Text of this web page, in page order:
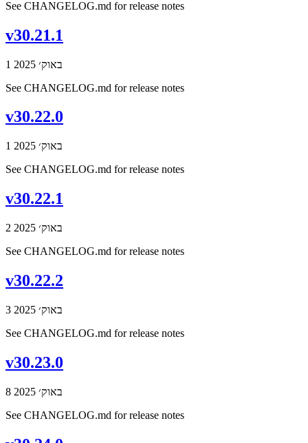
See CHANGELOG.md for release notes
v30.21.1
1 באוק׳ 2025
See CHANGELOG.md for release notes
v30.22.0
1 באוק׳ 2025
See CHANGELOG.md for release notes
v30.22.1
2 באוק׳ 2025
See CHANGELOG.md for release notes
v30.22.2
3 באוק׳ 2025
See CHANGELOG.md for release notes
v30.23.0
8 באוק׳ 2025
See CHANGELOG.md for release notes